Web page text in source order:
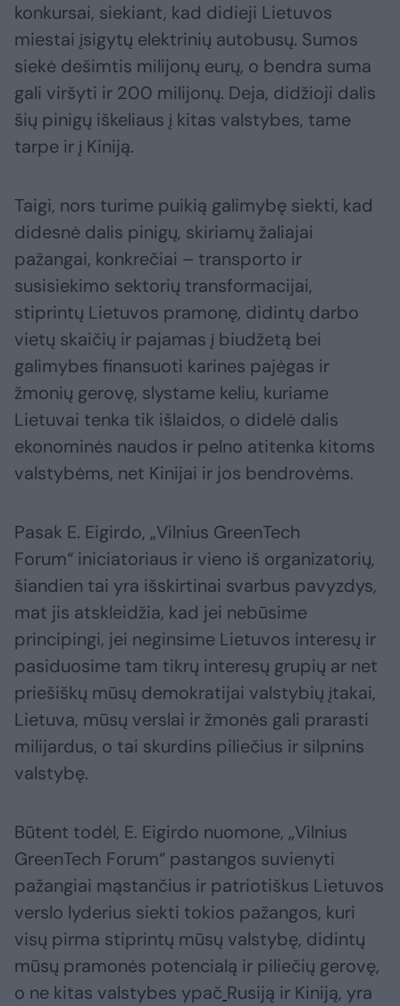
konkursai, siekiant, kad didieji Lietuvos
miestai įsigytų elektrinių autobusų. Sumos
siekė dešimtis milijonų eurų, o bendra suma
gali viršyti ir 200 milijonų. Deja, didžioji dalis
šių pinigų iškeliaus į kitas valstybes, tame
tarpe ir į Kiniją.
Taigi, nors turime puikią galimybę siekti, kad
didesnė dalis pinigų, skiriamų žaliajai
pažangai, konkrečiai – transporto ir
susisiekimo sektorių transformacijai,
stiprintų Lietuvos pramonę, didintų darbo
vietų skaičių ir pajamas į biudžetą bei
galimybes finansuoti karines pajėgas ir
žmonių gerovę, slystame keliu, kuriame
Lietuvai tenka tik išlaidos, o didelė dalis
ekonominės naudos ir pelno atitenka kitoms
valstybėms, net Kinijai ir jos bendrovėms.
Pasak E. Eigirdo, „Vilnius GreenTech
Forum“ iniciatoriaus ir vieno iš organizatorių,
šiandien tai yra išskirtinai svarbus pavyzdys,
mat jis atskleidžia, kad jei nebūsime
principingi, jei neginsime Lietuvos interesų ir
pasiduosime tam tikrų interesų grupių ar net
priešiškų mūsų demokratijai valstybių įtakai,
Lietuva, mūsų verslai ir žmonės gali prarasti
milijardus, o tai skurdins piliečius ir silpnins
valstybę.
Būtent todėl, E. Eigirdo nuomone, „Vilnius
GreenTech Forum“ pastangos suvienyti
pažangiai mąstančius ir patriotiškus Lietuvos
verslo lyderius siekti tokios pažangos, kuri
visų pirma stiprintų mūsų valstybę, didintų
mūsų pramonės potencialą ir piliečių gerovę,
o ne kitas valstybes ypač Rusiją ir Kiniją, yra